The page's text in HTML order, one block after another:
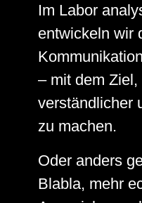
Im Labor
entwickeln wir
– mit dem
verständlicher
zu machen.
Oder anders
Blabla, mehr